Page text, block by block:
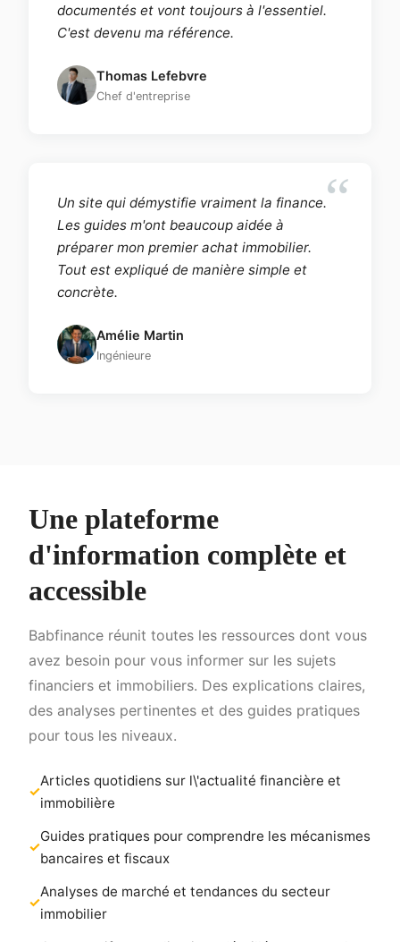
documentés et vont toujours à l'essentiel.
C'est devenu ma référence.
Thomas Lefebvre
Chef d'entreprise
Un site qui démystifie vraiment la finance.
Les guides m'ont beaucoup aidée à
préparer mon premier achat immobilier.
Tout est expliqué de manière simple et
concrète.
Amélie Martin
Ingénieure
Une plateforme
d'information complète et
accessible
Babfinance réunit toutes les ressources dont vous
avez besoin pour vous informer sur les sujets
financiers et immobiliers. Des explications claires,
des analyses pertinentes et des guides pratiques
pour tous les niveaux.
Articles quotidiens sur l\'actualité financière et
immobilière
Guides pratiques pour comprendre les mécanismes
bancaires et fiscaux
Analyses de marché et tendances du secteur
immobilier